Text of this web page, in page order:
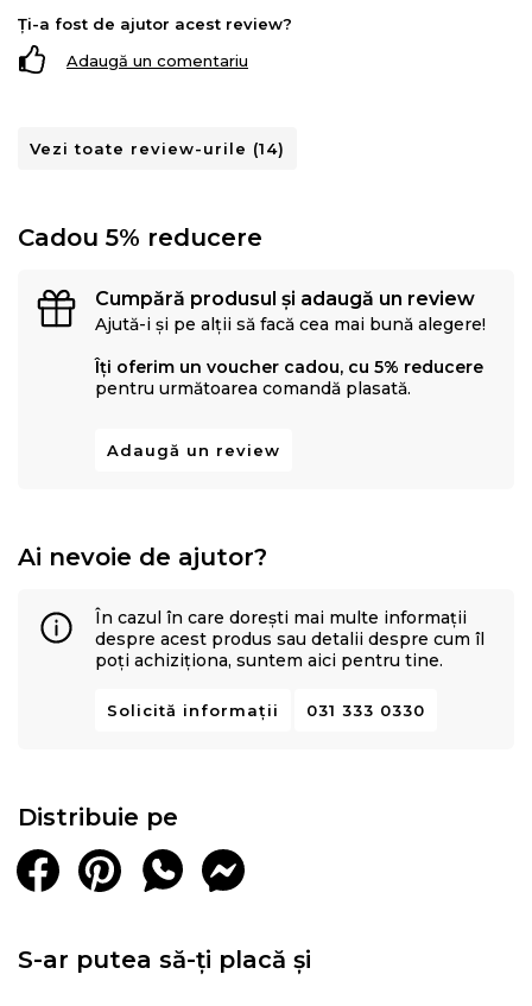
Ți-a fost de ajutor acest review?
Adaugă un comentariu
Vezi toate review-urile (14)
Cadou 5% reducere
Cumpără produsul și adaugă un review
Ajută-i și pe alții să facă cea mai bună alegere!
Îți oferim un voucher cadou, cu 5% reducere
pentru următoarea comandă plasată.
Adaugă un review
Ai nevoie de ajutor?
În cazul în care dorești mai multe informații
despre acest produs sau detalii despre cum îl
poți achiziționa, suntem aici pentru tine.
Solicită informații 031 333 0330
Distribuie pe
S-ar putea să-ți placă și